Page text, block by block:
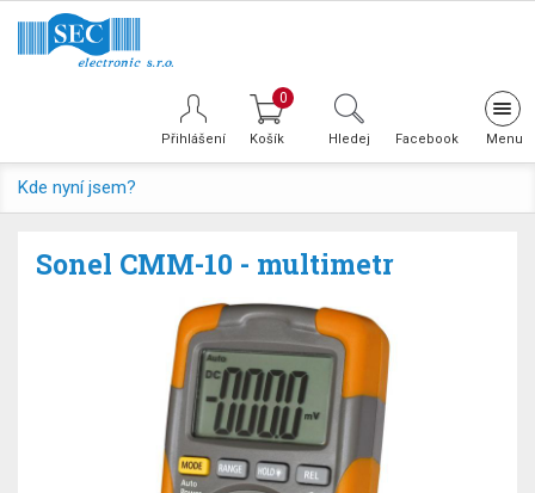
Přihlášení
0
Hledej Facebook
Kde nyní jsem?
Sonel CMM-10 - multimetr